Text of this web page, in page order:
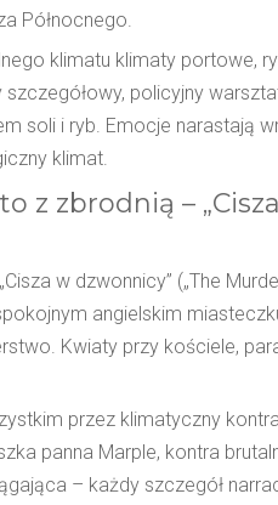
Północnego.
klimatu klimaty portowe,
policyjny
soli i ryb. Emocje narastają
klimat.
z zbrodnią –
w dzwonnicy” („The
angielskim
Kwiaty przy kościele,
przez klimatyczny
panna Marple, kontra
– każdy szczegół